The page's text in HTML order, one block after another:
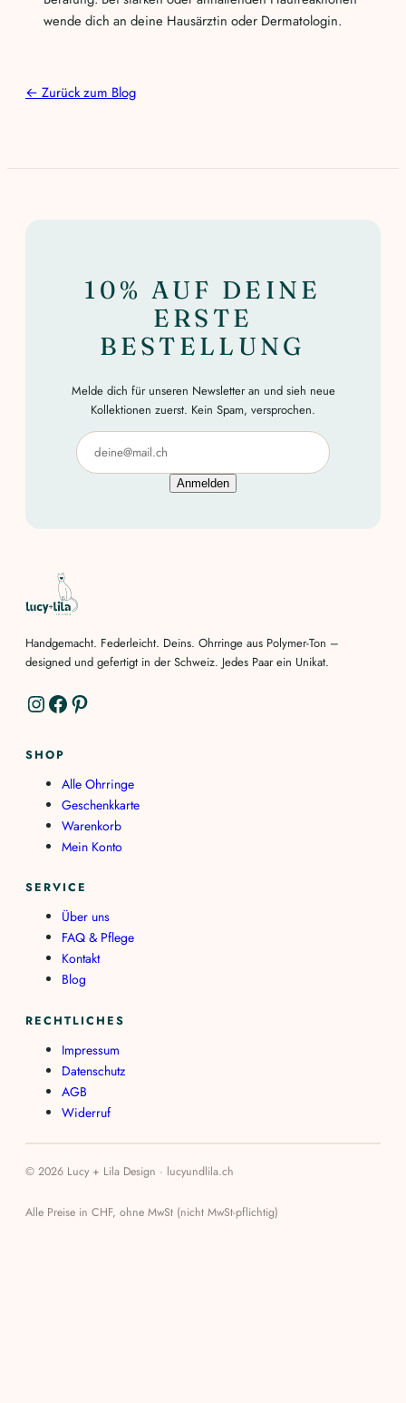
wende dich an deine Hausärztin oder Dermatologin.
← Zurück zum Blog
10% AUF DEINE
ERSTE
BESTELLUNG
Melde dich für unseren Newsletter an und sieh neue
Kollektionen zuerst. Kein Spam, versprochen.
Anmelden
Handgemacht. Federleicht. Deins. Ohrringe aus Polymer-Ton –
designed und gefertigt in der Schweiz. Jedes Paar ein Unikat.
Instagram Facebook Pinterest
SHOP
Alle Ohrringe
Geschenkkarte
Warenkorb
Mein Konto
SERVICE
Über uns
FAQ & Pflege
Kontakt
Blog
RECHTLICHES
Impressum
Datenschutz
AGB
Widerruf
© 2026 Lucy + Lila Design · lucyundlila.ch
Alle Preise in CHF, ohne MwSt (nicht MwSt-pflichtig)